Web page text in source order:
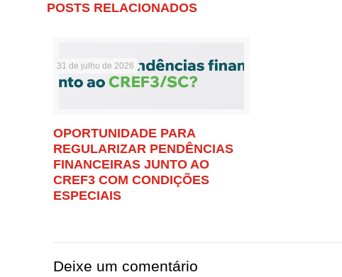
POSTS RELACIONADOS
31 de julho de 2026
OPORTUNIDADE PARA
REGULARIZAR PENDÊNCIAS
FINANCEIRAS JUNTO AO
CREF3 COM CONDIÇÕES
ESPECIAIS
Deixe um comentário